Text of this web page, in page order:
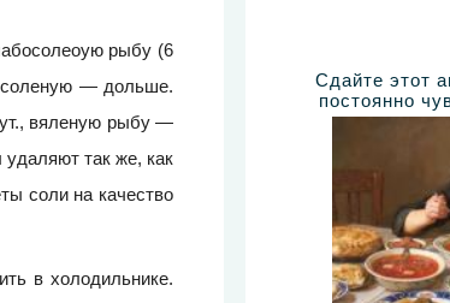
рыбу (6
— дольше.
вяленую рыбу —
так же, как
соли на качество
в холодильнике.
Сдайте этот
постоянно